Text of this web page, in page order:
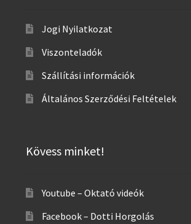
Jogi Nyilatkozat
Viszonteladók
Szállítási információk
Általános Szerződési Feltételek
Kövess minket!
Youtube – Oktató videók
Facebook – Dotti Horgolás